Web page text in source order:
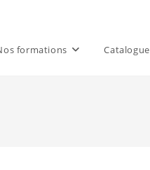
formations Catalogue